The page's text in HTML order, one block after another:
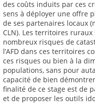
des coûts induits par ces
sens à déployer une offre
de ses partenaires locaux
CLN). Les territoires
nombreux risques de
l’AFD dans ces territoires
ces risques ou bien à la
populations, sans pour
capacité de bien
finalité de ce stage est de
et de proposer les outils